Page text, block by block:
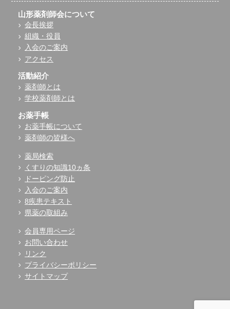
山形薬剤師会について
会長挨拶
組織・役員
入会のご案内
アクセス
活動紹介
薬剤師とは
学校薬剤師とは
お薬手帳
お薬手帳について
薬剤師の皆様へ
薬局検索
くすりの知識10ヵ条
ドーピング防止
入会のご案内
8疾患テキスト
県薬の取組み
会員専用ページ
お問い合わせ
リンク
プライバシーポリシー
サイトマップ